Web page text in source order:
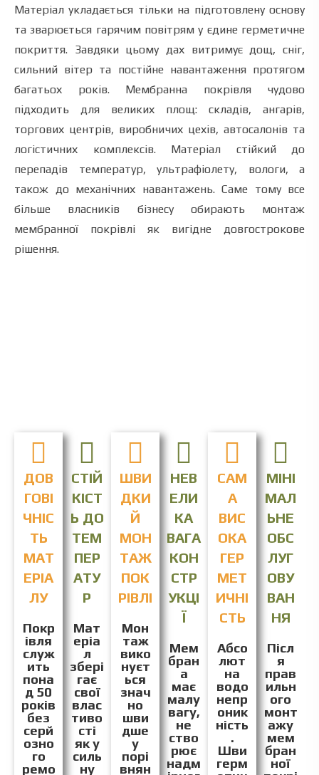
Матеріал укладається тільки на підготовлену основу
та зварюється гарячим повітрям у єдине герметичне
покриття. Завдяки цьому дах витримує дощ, сніг,
сильний вітер та постійне навантаження протягом
багатьох років. Мембранна покрівля чудово
підходить для великих площ: складів, ангарів,
торгових центрів, виробничих цехів, автосалонів та
логістичних комплексів. Матеріал стійкий до
перепадів температур, ультрафіолету, вологи, а
також до механічних навантажень. Саме тому все
більше власників бізнесу обирають монтаж
мембранної покрівлі як вигідне довгострокове
рішення.
ДОВ
ГОВІ
ЧНІС
ТЬ
МАТ
ЕРІА
ЛУ
Покр
івля
служ
ить
пона
д 50
років
без
серй
озно
го
ремо
СТІЙ
КІСТ
Ь ДО
ТЕМ
ПЕР
АТУ
Р
Мат
еріа
л
збері
гає
свої
влас
тиво
сті
як у
силь
ну
ШВИ
ДКИ
Й
МОН
ТАЖ
ПОК
РІВЛІ
Мон
таж
вико
нуєт
ься
знач
но
шви
дше
у
порі
внян
НЕВ
ЕЛИ
КА
ВАГА
КОН
СТР
УКЦІ
Ї
Мем
бран
а
має
малу
вагу,
не
ство
рює
надм
САМ
А
ВИС
ОКА
ГЕР
МЕТ
ИЧНІ
СТЬ
Абсо
лют
на
водо
непр
оник
ність
.
Шви
герм
МІНІ
МАЛ
ЬНЕ
ОБС
ЛУГ
ОВУ
ВАН
НЯ
Післ
я
прав
ильн
ого
монт
ажу
мем
бран
ної